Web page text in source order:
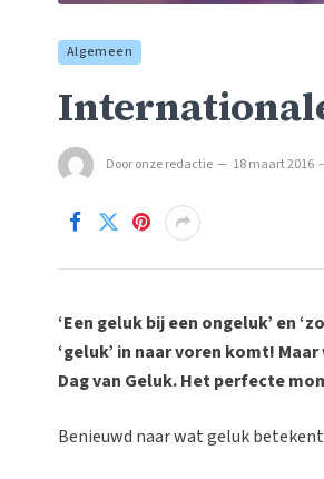
Algemeen
Dooronze redactie 18 maart 2016
‘Een geluk bij een ongeluk’ en
‘geluk’ in naar voren komt!
Dag van Geluk. Het perfecte
Benieuwd naar wat geluk